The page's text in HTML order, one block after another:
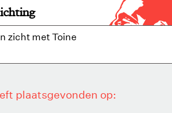
inhoud gaan
zicht met Toine
plaatsgevonden op: